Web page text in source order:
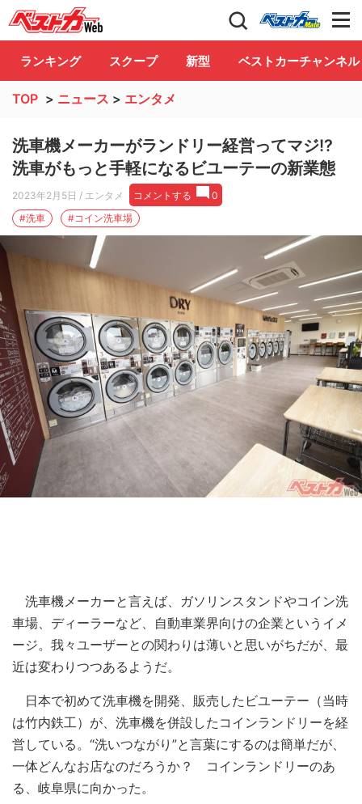
自動車情報誌「ベストカー」 Club
ランキング スクープ 新型 ベストカーチャンネル
TOP > ニュース > エンタメ
洗車機メーカーがランドリー経営ってマジ!?
洗車がもっと手軽になるビユーテーの新業態
2023年2月5日 / エンタメ コメントする
0
#洗車
#コイン洗車場
洗車機メーカーと言えば、ガソリンスタンドやコイン洗
車場、ディーラーなど、自動車業界向けの企業というイメ
ージ。我々ユーザーとの関わりは薄いと思いがちだが、最
近は変わりつつあるようだ。
日本で初めて洗車機を開発、販売したビユーテー（当時
は竹内鉄工）が、洗車機を併設したコインランドリーを経
営している。“洗いつながり”と言葉にするのは簡単だが、
一体どんなお店なのだろうか？ コインランドリーのあ
る、岐阜県に向かった。